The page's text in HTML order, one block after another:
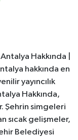
Hakkında |
hakkında en
yayıncılık
Hakkında,
Şehrin simgeleri
sıcak gelişmeler,
Belediyesi